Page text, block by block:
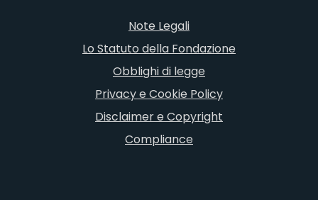
Note Legali
Lo Statuto della Fondazione
Obblighi di legge
Privacy e Cookie Policy
Disclaimer e Copyright
Compliance